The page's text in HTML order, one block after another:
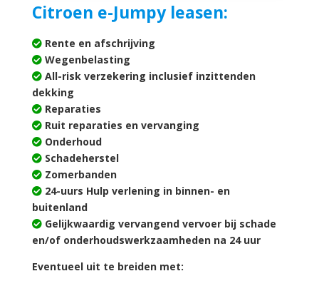
Citroen e-Jumpy leasen:
Rente en afschrijving
Wegenbelasting
All-risk verzekering inclusief inzittenden
dekking
Reparaties
Ruit reparaties en vervanging
Onderhoud
Schadeherstel
Zomerbanden
24-uurs Hulp verlening in binnen- en
buitenland
Gelijkwaardig vervangend vervoer bij schade
en/of onderhoudswerkzaamheden na 24 uur
Eventueel uit te breiden met: